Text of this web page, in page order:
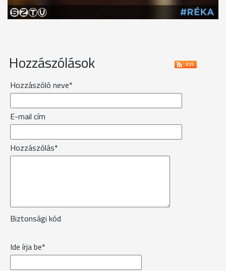
Hozzászólások
Hozzászóló neve*
E-mail cím
Hozzászólás*
Biztonsági kód
Ide írja be*